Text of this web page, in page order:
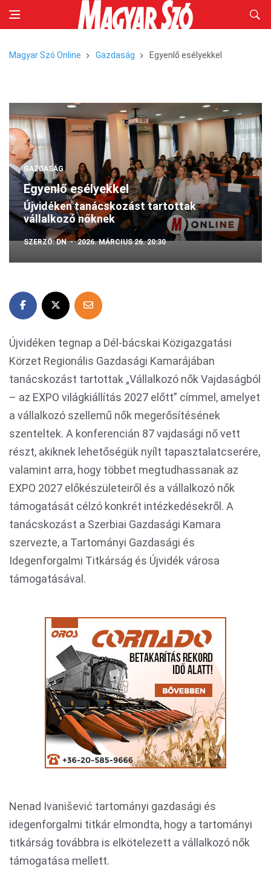
Magyar Szó Online Gazdaság Egyenlő esélyekkel
GAZDASÁG
Egyenlő esélyekkel
Újvidéken tanácskozást tartottak
vállalkozó nőknek
SZERZŐ:DN 2026. MÁRCIUS 26. 20:30
Újvidéken tegnap a Dél-bácskai Közigazgatási
Körzet Regionális Gazdasági Kamarájában
tanácskozást tartottak „Vállalkozó nők Vajdaságból
– az EXPO világkiállítás 2027 előtt” címmel, amelyet
a vállalkozó szellemű nők megerősítésének
szenteltek. A konferencián 87 vajdasági nő vett
részt, akiknek lehetőségük nyílt tapasztalatcserére,
valamint arra, hogy többet megtudhassanak az
EXPO 2027 előkészületeiről és a vállalkozó nők
támogatását célzó konkrét intézkedésekről. A
tanácskozást a Szerbiai Gazdasági Kamara
szervezte, a Tartományi Gazdasági és
Idegenforgalmi Titkárság és Újvidék városa
támogatásával.
Nenad Ivanišević tartományi gazdasági és
idegenforgalmi titkár elmondta, hogy a tartományi
titkárság továbbra is elkötelezett a vállalkozó nők
támogatása mellett.